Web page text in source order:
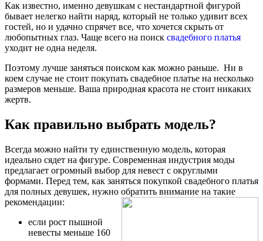
Как известно, именно девушкам с нестандартной фигурой
бывает нелегко найти наряд, который не только удивит всех
гостей, но и удачно спрячет все, что хочется скрыть от
любопытных глаз. Чаще всего на поиск свадебного платья
уходит не одна неделя.
Поэтому лучше заняться поиском как можно раньше. Ни в
коем случае не стоит покупать свадебное платье на несколько
размеров меньше. Ваша природная красота не стоит никаких
жертв.
Как правильно выбрать модель?
Всегда можно найти ту единственную модель, которая
идеально сядет на фигуре. Современная индустрия моды
предлагает огромный выбор для невест с округлыми
формами. Перед тем, как заняться покупкой свадебного платья
для полных девушек, нужно обратить внимание на такие
рекомендации:
если рост пышной
невесты меньше 160